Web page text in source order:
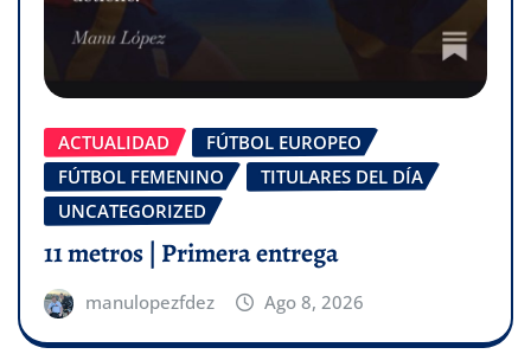
ACTUALIDAD
FÚTBOL EUROPEO
FÚTBOL FEMENINO
TITULARES DEL DÍA
UNCATEGORIZED
11 metros | Primera entrega
manulopezfdez Ago 8, 2026